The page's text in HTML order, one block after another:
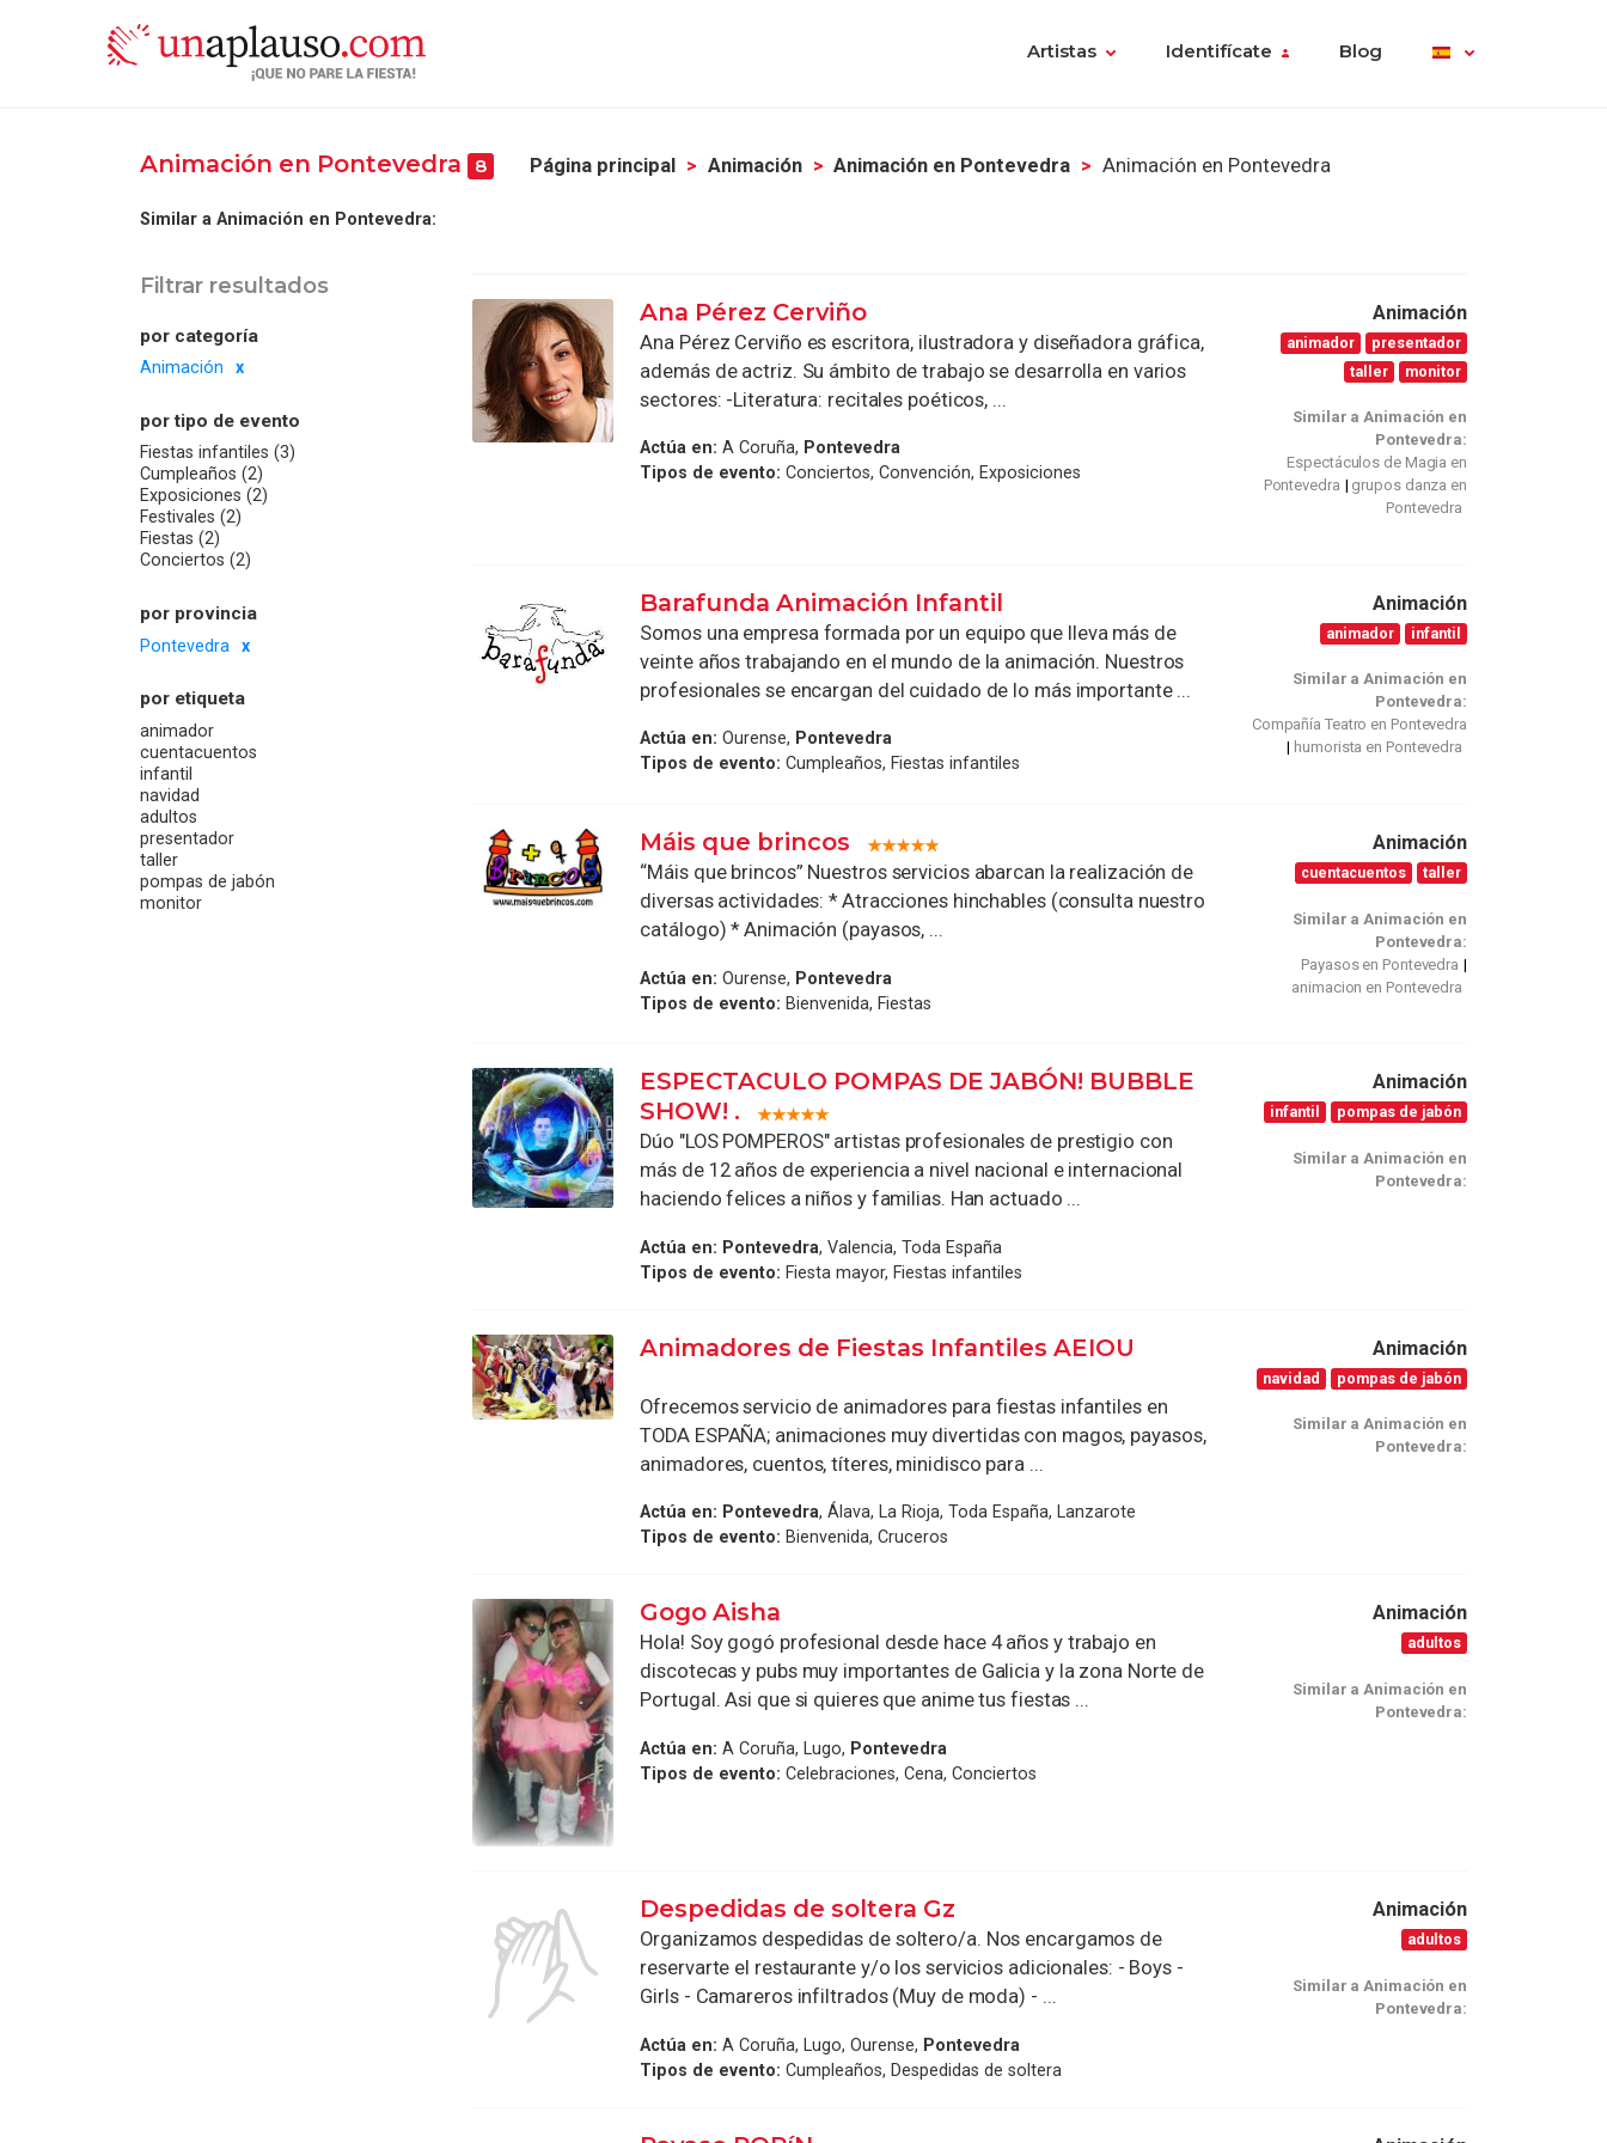
Artistas Identifícate Blog
Animación en Pontevedra 8 Página principal Animación Animación en Pontevedra Animación en Pontevedra
Similar a Animación en Pontevedra:
Filtrar resultados
por categoría
Animación
por tipo de evento
Fiestas infantiles (3)
Cumpleaños (2)
Exposiciones (2)
Festivales (2)
Fiestas (2)
Conciertos (2)
por provincia
Pontevedra
por etiqueta
animador
cuentacuentos
infantil
navidad
adultos
presentador
taller
pompas de jabón
monitor
Ana Pérez Cerviño
Ana Pérez Cerviño es escritora, ilustradora y diseñadora gráfica,
además de actriz. Su ámbito de trabajo se desarrolla en varios
sectores: -Literatura: recitales poéticos, ...
Actúa en: A Coruña, Pontevedra
Tipos de evento: Conciertos, Convención, Exposiciones
Animación
animador
presentador
taller
monitor
Similar a Animación en
Pontevedra:
Espectáculos de Magia en
Pontevedra
grupos danza en
Pontevedra
Barafunda Animación Infantil
Somos una empresa formada por un equipo que lleva más de
veinte años trabajando en el mundo de la animación. Nuestros
profesionales se encargan del cuidado de lo más importante ...
Actúa en: Ourense, Pontevedra
Tipos de evento: Cumpleaños, Fiestas infantiles
Animación
animador infantil
Similar a Animación en
Pontevedra:
Compañía Teatro en Pontevedra
humorista en Pontevedra
Máis que brincos
“Máis que brincos” Nuestros servicios abarcan la realización de
diversas actividades: * Atracciones hinchables (consulta nuestro
catálogo) * Animación (payasos, ...
Actúa en: Ourense, Pontevedra
Tipos de evento: Bienvenida, Fiestas
Animación
cuentacuentos taller
Similar a Animación en
Pontevedra:
Payasos en Pontevedra
animacion en Pontevedra
ESPECTACULO POMPAS DE JABÓN! BUBBLE
SHOW! .
Dúo "LOS POMPEROS" artistas profesionales de prestigio con
más de 12 años de experiencia a nivel nacional e internacional
haciendo felices a niños y familias. Han actuado ...
Actúa en: Pontevedra, Valencia, Toda España
Tipos de evento: Fiesta mayor, Fiestas infantiles
Animación
infantil pompas de jabón
Similar a Animación en
Pontevedra:
Animadores de Fiestas Infantiles AEIOU
Ofrecemos servicio de animadores para fiestas infantiles en
TODA ESPAÑA; animaciones muy divertidas con magos, payasos,
animadores, cuentos, títeres, minidisco para ...
Actúa en: Pontevedra, Álava, La Rioja, Toda España, Lanzarote
Tipos de evento: Bienvenida, Cruceros
Animación
navidad pompas de jabón
Similar a Animación en
Pontevedra:
Gogo Aisha
Hola! Soy gogó profesional desde hace 4 años y trabajo en
discotecas y pubs muy importantes de Galicia y la zona Norte de
Portugal. Asi que si quieres que anime tus fiestas ...
Actúa en: A Coruña, Lugo, Pontevedra
Tipos de evento: Celebraciones, Cena, Conciertos
Animación
adultos
Similar a Animación en
Pontevedra:
Despedidas de soltera Gz
Organizamos despedidas de soltero/a. Nos encargamos de
reservarte el restaurante y/o los servicios adicionales: - Boys -
Girls - Camareros infiltrados (Muy de moda) - ...
Actúa en: A Coruña, Lugo, Ourense, Pontevedra
Tipos de evento: Cumpleaños, Despedidas de soltera
Animación
adultos
Similar a Animación en
Pontevedra: